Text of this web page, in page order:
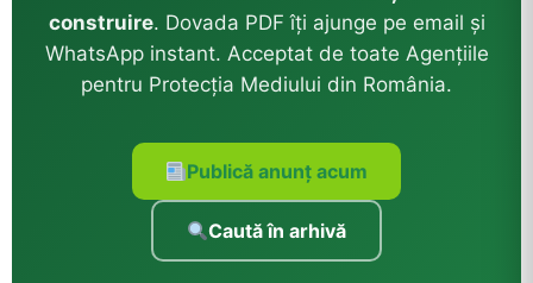
construire. Dovada PDF îți ajunge pe email și
WhatsApp instant. Acceptat de toate Agențiile
pentru Protecția Mediului din România.
Publică anunț acum
Caută în arhivă